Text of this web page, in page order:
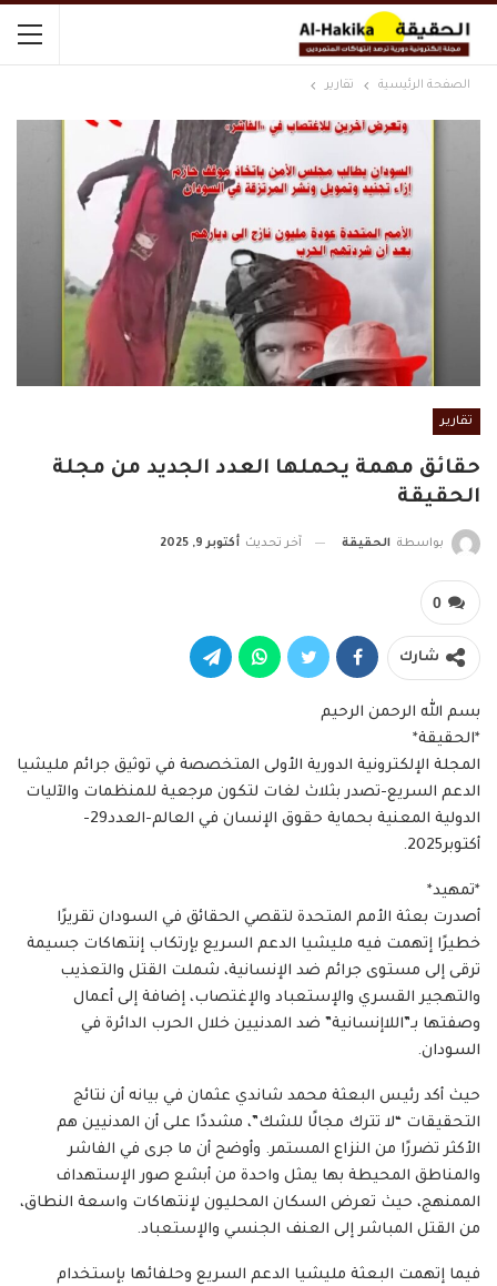
الصفحة الرئيسية تقارير
تقارير
حقائق مهمة يحملها العدد الجديد من مجلة
الحقيقة
بواسطة الحقيقة آخر تحديث أكتوبر 9, 2025
0
شارك
بسم الله الرحمن الرحيم
*الحقيقة*
المجلة الإلكترونية الدورية الأولى المتخصصة في توثيق جرائم مليشيا
الدعم السريع-تصدر بثلاث لغات لتكون مرجعية للمنظمات والآليات
الدولية المعنية بحماية حقوق الإنسان في العالم-العدد29-
أكتوبر2025.
*تمهيد*
أصدرت بعثة الأمم المتحدة لتقصي الحقائق في السودان تقريرًا
خطيرًا إتهمت فيه مليشيا الدعم السريع بإرتكاب إنتهاكات جسيمة
ترقى إلى مستوى جرائم ضد الإنسانية، شملت القتل والتعذيب
والتهجير القسري والإستعباد والإغتصاب، إضافة إلى أعمال
وصفتها بـ”اللاإنسانية” ضد المدنيين خلال الحرب الدائرة في
السودان.
حيث أكد رئيس البعثة محمد شاندي عثمان في بيانه أن نتائج
التحقيقات “لا تترك مجالًا للشك”، مشددًا على أن المدنيين هم
الأكثر تضررًا من النزاع المستمر. وأوضح أن ما جرى في الفاشر
والمناطق المحيطة بها يمثل واحدة من أبشع صور الإستهداف
الممنهج، حيث تعرض السكان المحليون لإنتهاكات واسعة النطاق،
من القتل المباشر إلى العنف الجنسي والإستعباد.
فيما إتهمت البعثة مليشيا الدعم السريع وحلفائها بإستخدام